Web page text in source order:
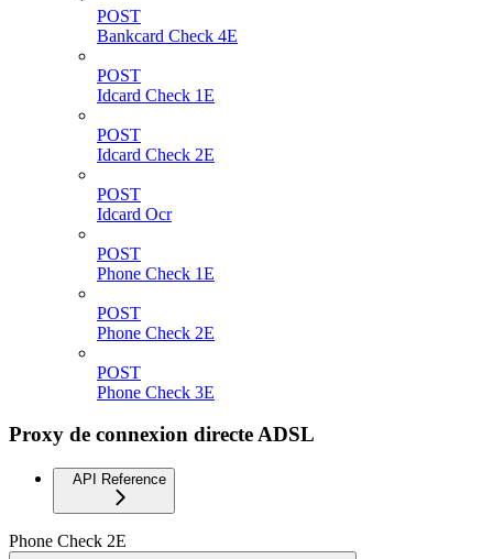
POST
Bankcard Check 4E
POST
Idcard Check 1E
POST
Idcard Check 2E
POST
Idcard Ocr
POST
Phone Check 1E
POST
Phone Check 2E
POST
Phone Check 3E
Proxy de connexion directe ADSL
API Reference
Phone Check 2E